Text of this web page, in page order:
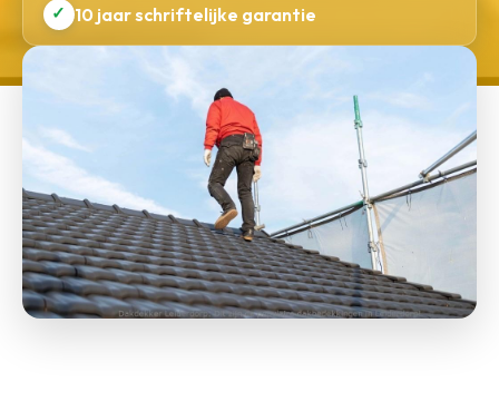
✓ 10 jaar schriftelijke garantie